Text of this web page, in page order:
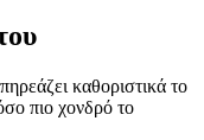
καθοριστικά το
πιο χονδρό το